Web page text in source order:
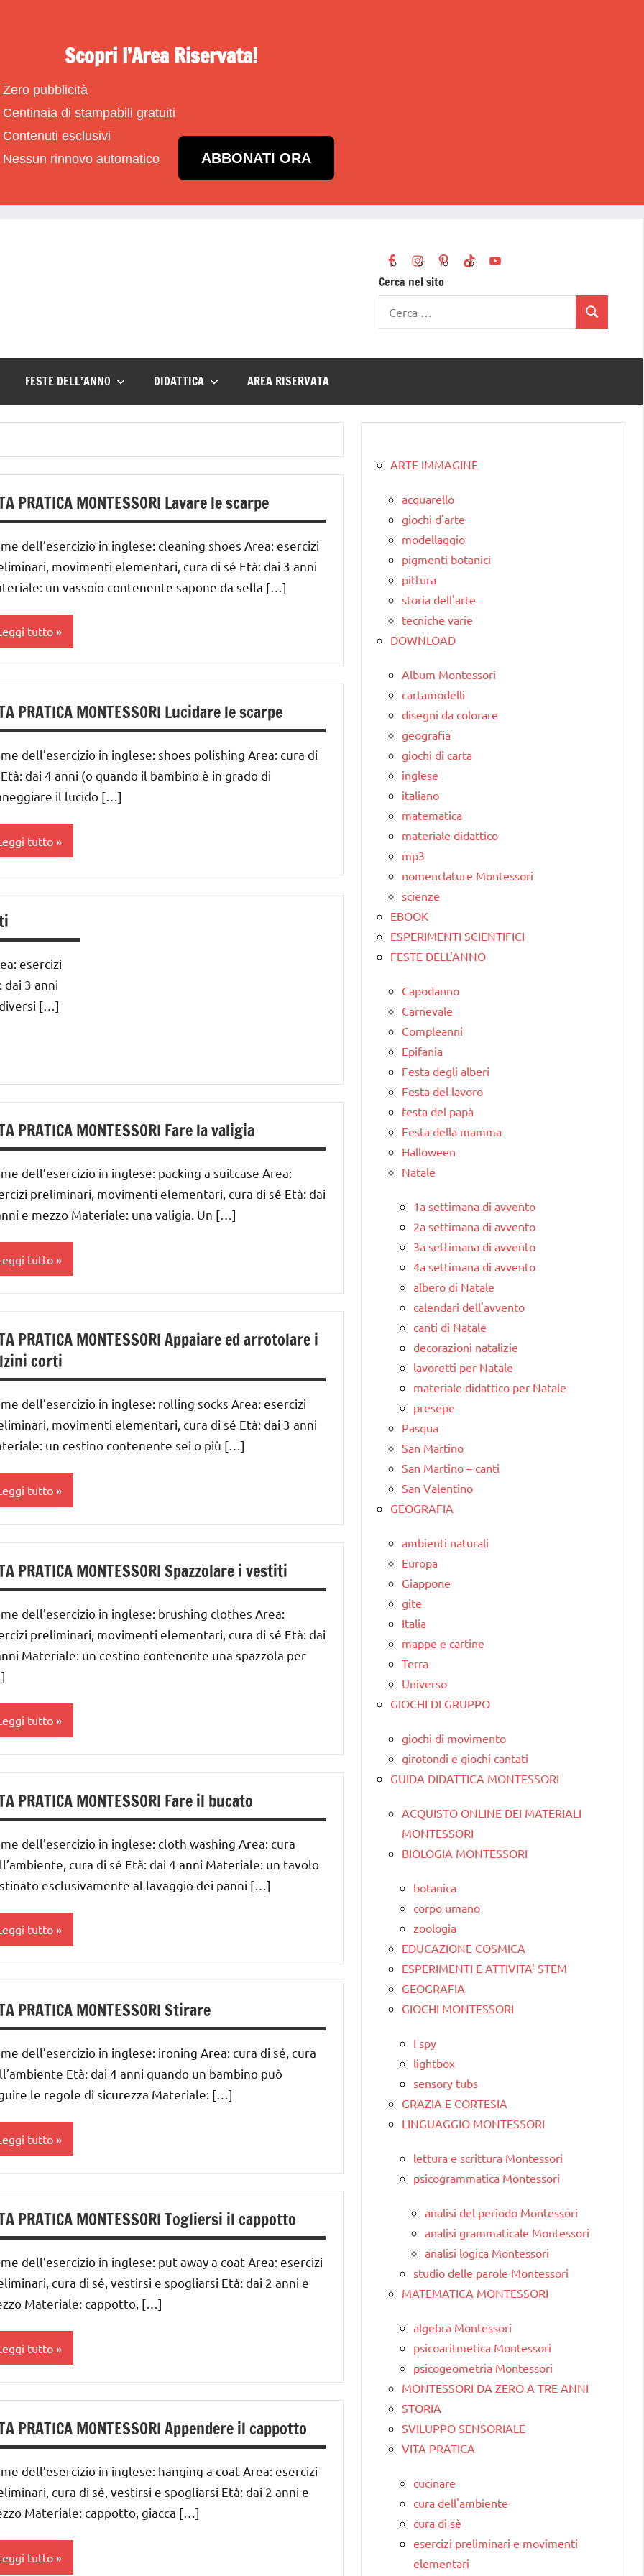
Scopri l’Area Riservata!
Zero pubblicità
Centinaia di stampabili gratuiti
Contenuti esclusivi
Nessun rinnovo automatico
ABBONATI ORA
Cerca nel sito
per:
Cerca
FESTE DELL’ANNO DIDATTICA AREA RISERVATA
PRATICA MONTESSORI Lavare le scarpe
dell’esercizio in inglese: cleaning shoes Area: esercizi
movimenti elementari, cura di sé Età: dai 3 anni
un vassoio contenente sapone da sella […]
tutto
GLI
PRATICA MONTESSORI Lucidare le scarpe
dell’esercizio in inglese: shoes polishing Area: cura di
dai 4 anni (o quando il bambino è in grado di
il lucido […]
tutto
GLI
esercizi
3 anni
[…]
PRATICA MONTESSORI Fare la valigia
dell’esercizio in inglese: packing a suitcase Area:
preliminari, movimenti elementari, cura di sé Età: dai
e mezzo Materiale: una valigia. Un […]
tutto
ETA'
GLI
svestirsi
PRATICA MONTESSORI Appaiare ed arrotolare i
corti
dell’esercizio in inglese: rolling socks Area: esercizi
movimenti elementari, cura di sé Età: dai 3 anni
un cestino contenente sei o più […]
tutto
ai
GLI
ETA'
GLI
PRATICA MONTESSORI Spazzolare i vestiti
dell’esercizio in inglese: brushing clothes Area:
preliminari, movimenti elementari, cura di sé Età: dai
Materiale: un cestino contenente una spazzola per
tutto
ai
GLI
GLI
PRATICA MONTESSORI Fare il bucato
dell’esercizio in inglese: cloth washing Area: cura
cura di sé Età: dai 4 anni Materiale: un tavolo
esclusivamente al lavaggio dei panni […]
tutto
GLI
PRATICA MONTESSORI Stirare
dell’esercizio in inglese: ironing Area: cura di sé, cura
Età: dai 4 anni quando un bambino può
le regole di sicurezza Materiale: […]
tutto
GLI
PRATICA MONTESSORI Togliersi il cappotto
dell’esercizio in inglese: put away a coat Area: esercizi
cura di sé, vestirsi e spogliarsi Età: dai 2 anni e
Materiale: cappotto, […]
tutto
PRATICA MONTESSORI Appendere il cappotto
dell’esercizio in inglese: hanging a coat Area: esercizi
cura di sé, vestirsi e spogliarsi Età: dai 2 anni e
Materiale: cappotto, giacca […]
tutto
ARTE IMMAGINE
acquarello
giochi d'arte
modellaggio
pigmenti botanici
pittura
storia dell'arte
tecniche varie
DOWNLOAD
Album Montessori
cartamodelli
disegni da colorare
geografia
giochi di carta
inglese
italiano
matematica
materiale didattico
mp3
nomenclature Montessori
scienze
EBOOK
ESPERIMENTI SCIENTIFICI
FESTE DELL'ANNO
Capodanno
Carnevale
Compleanni
Epifania
Festa degli alberi
Festa del lavoro
festa del papà
Festa della mamma
Halloween
Natale
1a settimana di avvento
2a settimana di avvento
3a settimana di avvento
4a settimana di avvento
albero di Natale
calendari dell'avvento
canti di Natale
decorazioni natalizie
lavoretti per Natale
materiale didattico per Natale
presepe
Pasqua
San Martino
San Martino – canti
San Valentino
GEOGRAFIA
ambienti naturali
Europa
Giappone
gite
Italia
mappe e cartine
Terra
Universo
GIOCHI DI GRUPPO
giochi di movimento
girotondi e giochi cantati
GUIDA DIDATTICA MONTESSORI
ACQUISTO ONLINE DEI MATERIALI
MONTESSORI
BIOLOGIA MONTESSORI
botanica
corpo umano
zoologia
EDUCAZIONE COSMICA
ESPERIMENTI E ATTIVITA' STEM
GEOGRAFIA
GIOCHI MONTESSORI
I spy
lightbox
sensory tubs
GRAZIA E CORTESIA
LINGUAGGIO MONTESSORI
lettura e scrittura Montessori
psicogrammatica Montessori
analisi del periodo Montessori
analisi grammaticale Montessori
analisi logica Montessori
studio delle parole Montessori
MATEMATICA MONTESSORI
algebra Montessori
psicoaritmetica Montessori
psicogeometria Montessori
MONTESSORI DA ZERO A TRE ANNI
STORIA
SVILUPPO SENSORIALE
VITA PRATICA
cucinare
cura dell'ambiente
cura di sè
esercizi preliminari e movimenti
elementari